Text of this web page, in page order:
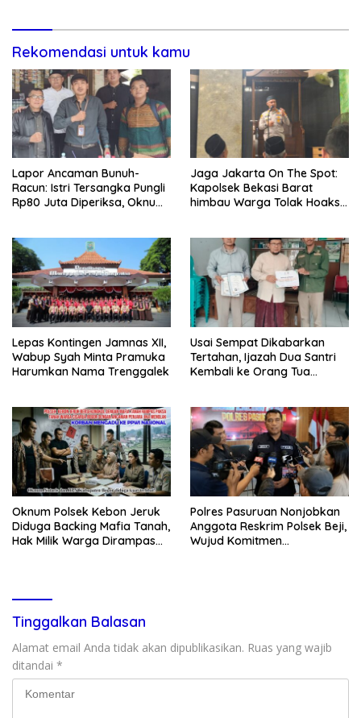
Rekomendasi untuk kamu
Lapor Ancaman Bunuh-
Racun: Istri Tersangka Pungli
Rp80 Juta Diperiksa, Oknum
Jaga Jakarta On The Spot:
Kapolsek Bekasi Barat
himbau Warga Tolak Hoaks
Lepas Kontingen Jamnas XII,
Wabup Syah Minta Pramuka
Harumkan Nama Trenggalek
Usai Sempat Dikabarkan
Tertahan, Ijazah Dua Santri
Kembali ke Orang Tua
Oknum Polsek Kebon Jeruk
Diduga Backing Mafia Tanah,
Hak Milik Warga Dirampas
Polres Pasuruan Nonjobkan
Anggota Reskrim Polsek Beji,
Wujud Komitmen
Tinggalkan Balasan
Alamat email Anda tidak akan dipublikasikan. Ruas yang wajib
ditandai *